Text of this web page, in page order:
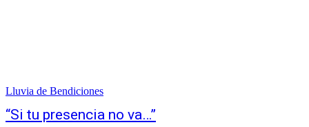
Lluvia de Bendiciones
“Si tu presencia no va…”